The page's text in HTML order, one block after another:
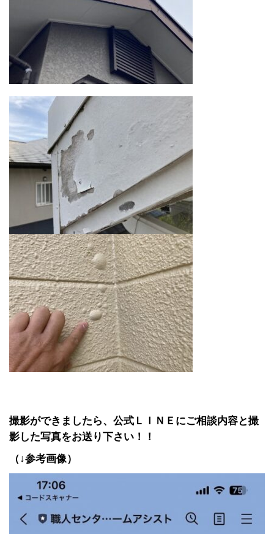
撮影ができましたら、公式ＬＩＮＥにご相談内容と撮
影した写真をお送り下さい！！
（↓参考画像）